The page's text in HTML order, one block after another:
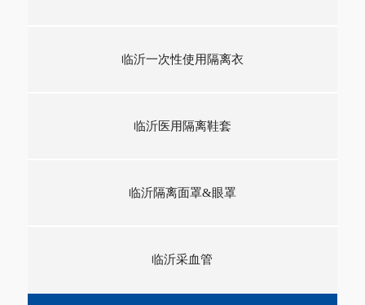
临沂一次性使用隔离衣
临沂医用隔离鞋套
临沂隔离面罩&眼罩
临沂采血管